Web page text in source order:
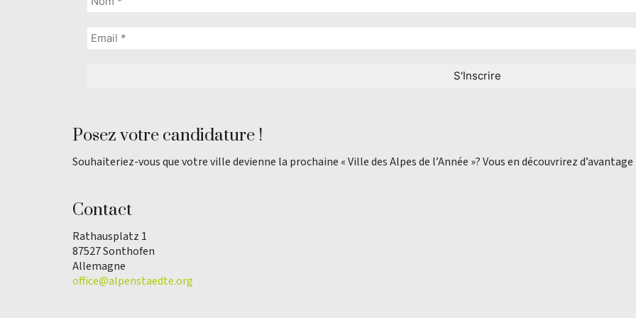
Posez votre candidature !
Souhaiteriez-vous que votre ville devienne la prochaine « Ville des Alpes de l’Année »? Vous en découvrirez d’avantage
Contact
Rathausplatz 1
87527 Sonthofen
Allemagne
office@alpenstaedte.org